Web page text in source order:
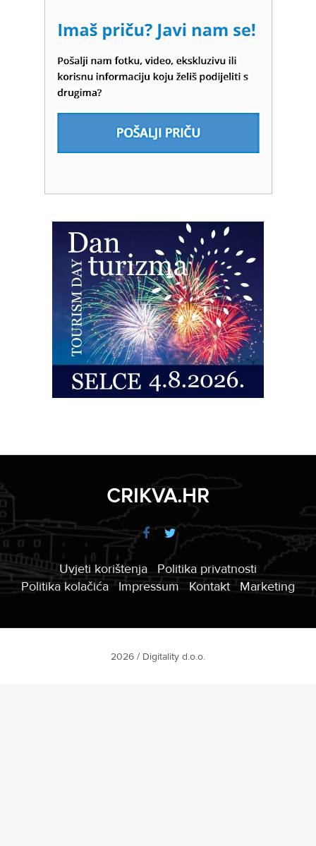
CRIKVA.HR
Uvjeti korištenja
Politika privatnosti
Politika kolačića
Impressum Kontakt Marketing
2026 / Digitality d.o.o.